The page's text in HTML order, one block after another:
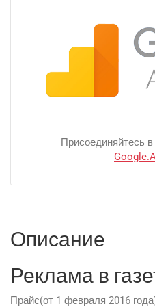
Присоединяйтесь
Описание
Реклама в
Прайс(от 1 февраля 2016